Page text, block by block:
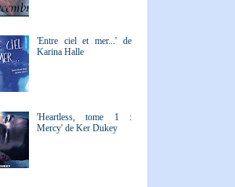
'Entre ciel et mer...' de
Karina Halle
'Heartless, tome 1 :
Mercy' de Ker Dukey